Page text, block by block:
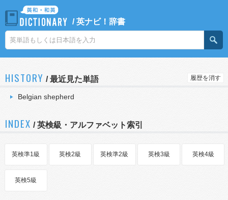
/英ナビ！辞書
HISTORY /最近見た単語 履歴を消す
Belgian shepherd
INDEX / 英検級・アルファベット索引
英検準1級 英検2級 英検準2級 英検3級 英検4級
英検5級